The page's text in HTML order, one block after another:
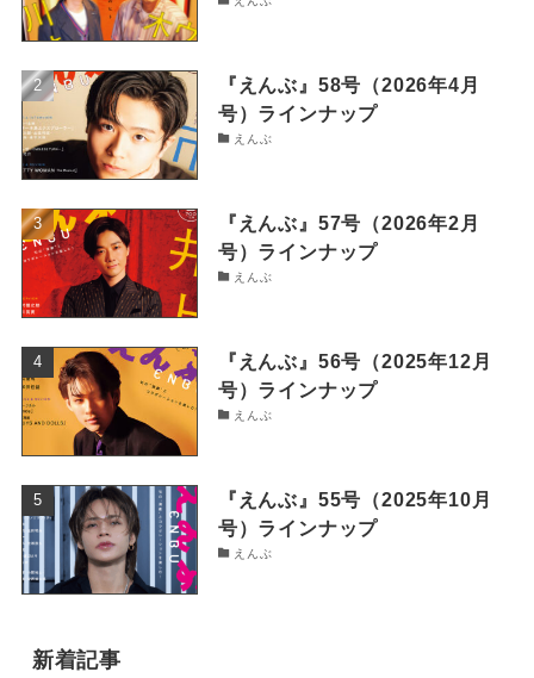
『えんぶ』58号（2026年4月
号）ラインナップ
えんぶ
『えんぶ』57号（2026年2月
号）ラインナップ
えんぶ
『えんぶ』56号（2025年12月
号）ラインナップ
えんぶ
『えんぶ』55号（2025年10月
号）ラインナップ
えんぶ
新着記事